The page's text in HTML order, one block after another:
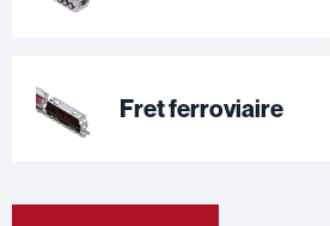
Fret ferroviaire